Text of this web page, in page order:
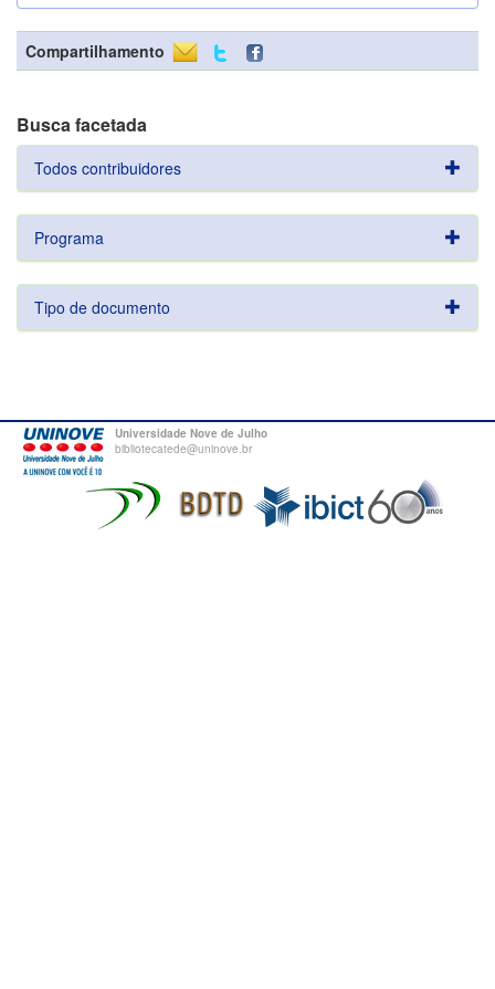
Compartilhamento
Busca facetada
Todos contribuidores
Programa
Tipo de documento
Universidade Nove de Julho
bibliotecatede@uninove.br